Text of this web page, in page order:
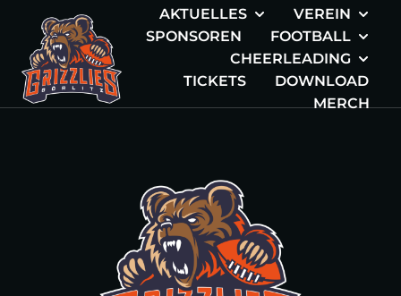
AKTUELLES
VEREIN
SPONSOREN
FOOTBALL
CHEERLEADING
TICKETS
DOWNLOAD
MERCH